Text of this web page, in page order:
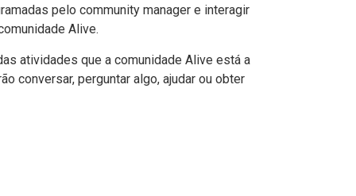
pelo community manager e interagir
Alive.
atividades que a comunidade Alive está a
conversar, perguntar algo, ajudar ou obter